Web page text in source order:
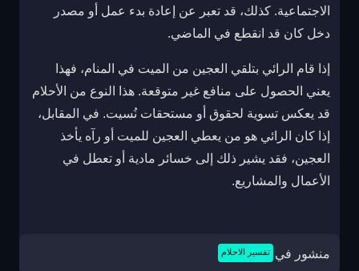
الاجتماعية. كذلك، قد تعبر عن إعادة بدء عمل أو مصدر
دخل كان قد انقطع في الماضي.
إذا قام الرائي بتلقي العجين من الميت في المنام، فهذا
يعني الحصول على منافع غير متوقعة. هذا النوع من الأحلام
قد يعكس تسوية لحقوق أو مستحقات نُسيت. في المقابل،
إذا كان الرائي هو من يعطي العجين للميت أو رآه يأخذ
العجين، فقد يشير ذلك إلى خسائر مادية أو تعطل في
الأعمال والمشاريع.
منشور في تفسير الاحلام